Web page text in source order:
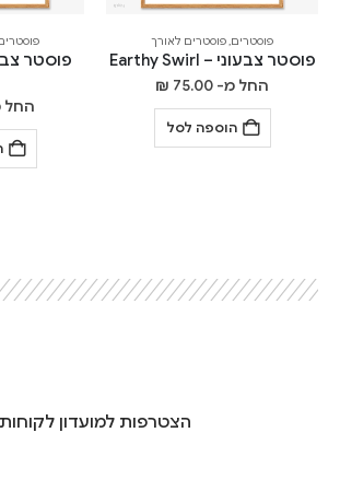
פוסטרים,פוסטרים לאורך
פוסטר צבעוני – Earthy Swirl
החל מ- ₪ 75.00
הוספה לסל
החל
הצטרפות למועדון לקוחות